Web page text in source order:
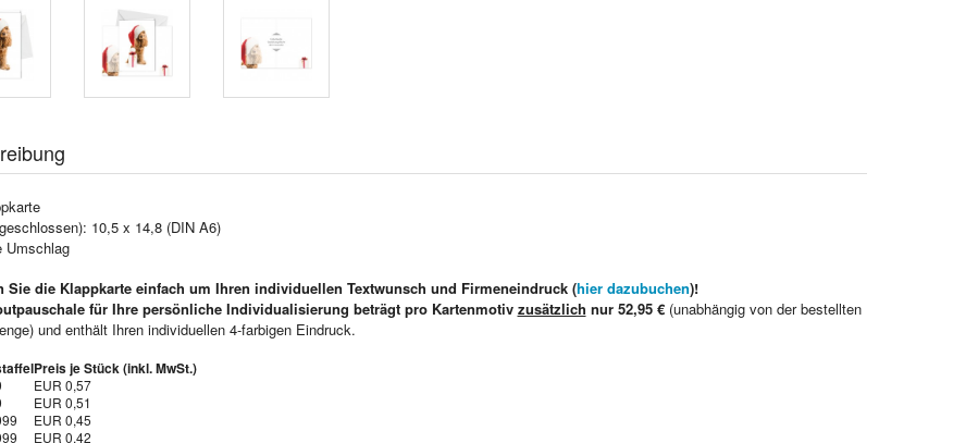
10,5 x 14,8 (DIN A6)
Umschlag
Sie die Klappkarte einfach um Ihren individuellen Textwunsch und Firmeneindruck (hier dazubuchen)!
für Ihre persönliche Individualisierung beträgt pro Kartenmotiv zusätzlich nur 52,95 €(unabhängig von der bestellten
und enthält Ihren individuellen 4-farbigen Eindruck.
Preis je Stück (inkl. MwSt.)
EUR 0,57
EUR 0,51
EUR 0,45
EUR 0,42